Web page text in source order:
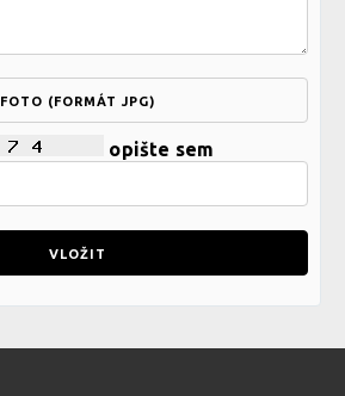
FOTO (FORMÁT JPG)
opište sem